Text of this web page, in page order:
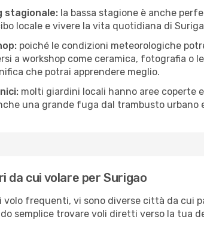
stagionale: la bassa stagione è anche
locale e vivere la vita quotidiana di
poiché le condizioni meteorologiche
a workshop come ceramica, fotografia o
che potrai apprendere meglio.
molti giardini locali hanno aree coperte
una grande fuga dal trambusto
da cui volare per Surigao
volo frequenti, vi sono diverse città da cui
semplice trovare voli diretti verso la tua